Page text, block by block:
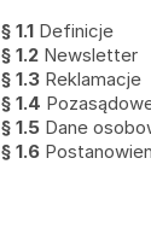
§ 1.1 Definicje
§ 1.2 Newsletter
§ 1.3 Reklamacje
§ 1.4
§ 1.5 Dane
§ 1.6